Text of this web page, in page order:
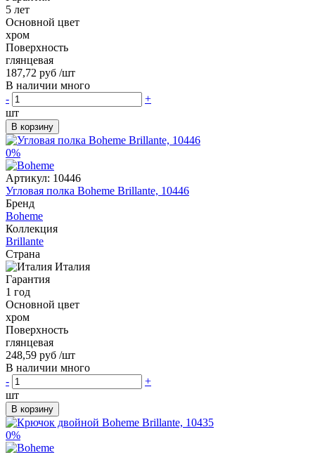
5 лет
Основной цвет
хром
Поверхность
глянцевая
187,72 руб /шт
В наличии много
-
+
шт
В корзину
0%
Артикул: 10446
Угловая полка Boheme Brillante, 10446
Бренд
Boheme
Коллекция
Brillante
Страна
Италия
Гарантия
1 год
Основной цвет
хром
Поверхность
глянцевая
248,59 руб /шт
В наличии много
-
+
шт
В корзину
0%